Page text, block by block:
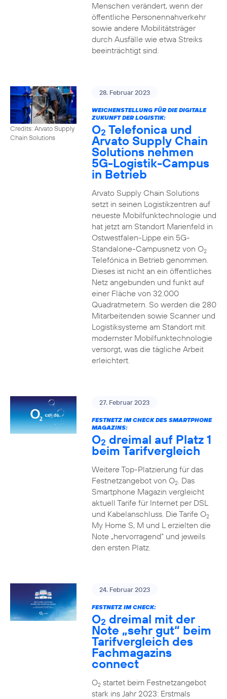
Menschen verändert, wenn der
öffentliche Personennahverkehr
sowie andere Mobilitätsträger
durch Ausfälle wie etwa Streiks
beeinträchtigt sind.
Credits: Arvato Supply
Chain Solutions
28. Februar 2023
WEICHENSTELLUNG FÜR DIE DIGITALE
ZUKUNFT DER LOGISTIK:
O2 Telefonica und
Arvato Supply Chain
Solutions nehmen
5G-Logistik-Campus
in Betrieb
Arvato Supply Chain Solutions
setzt in seinen Logistikzentren auf
neueste Mobilfunktechnologie und
hat jetzt am Standort Marienfeld in
Ostwestfalen-Lippe ein 5G-
Standalone-Campusnetz von O2
Telefónica in Betrieb genommen.
Dieses ist nicht an ein öffentliches
Netz angebunden und funkt auf
einer Fläche von 32.000
Quadratmetern. So werden die 280
Mitarbeitenden sowie Scanner und
Logistiksysteme am Standort mit
modernster Mobilfunktechnologie
versorgt, was die tägliche Arbeit
erleichtert.
27. Februar 2023
FESTNETZ IM CHECK DES SMARTPHONE
MAGAZINS:
O2 dreimal auf Platz 1
beim Tarifvergleich
Weitere Top-Platzierung für das
Festnetzangebot von O2. Das
Smartphone Magazin vergleicht
aktuell Tarife für Internet per DSL
und Kabelanschluss. Die Tarife O2
My Home S, M und L erzielten die
Note „hervorragend“ und jeweils
den ersten Platz.
24. Februar 2023
FESTNETZ IM CHECK:
O2 dreimal mit der
Note „sehr gut“ beim
Tarifvergleich des
Fachmagazins
connect
O2startet beim Festnetzangebot
stark ins Jahr 2023: Erstmals